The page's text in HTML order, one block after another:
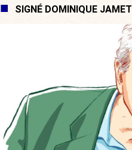
SIGNÉ DOMINIQUE JAMET